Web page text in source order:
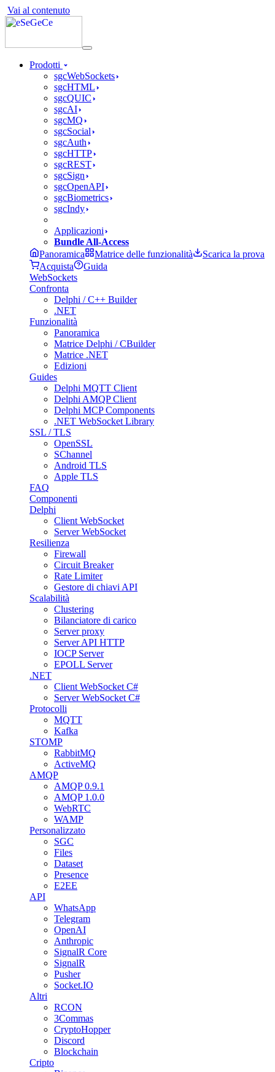
Vai al contenuto
Prodotti
sgcWebSockets
sgcHTML
sgcQUIC
sgcAI
sgcMQ
sgcSocial
sgcAuth
sgcHTTP
sgcREST
sgcSign
sgcOpenAPI
sgcBiometrics
sgcIndy
Applicazioni
Bundle All-Access
Panoramica
Matrice delle funzionalità
Scarica la prova
Acquista
Guida
WebSockets
Confronta
Delphi / C++ Builder
.NET
Funzionalità
Panoramica
Matrice Delphi / CBuilder
Matrice .NET
Edizioni
Guides
Delphi MQTT Client
Delphi AMQP Client
Delphi MCP Components
.NET WebSocket Library
SSL / TLS
OpenSSL
SChannel
Android TLS
Apple TLS
FAQ
Componenti
Delphi
Client WebSocket
Server WebSocket
Resilienza
Firewall
Circuit Breaker
Rate Limiter
Gestore di chiavi API
Scalabilità
Clustering
Bilanciatore di carico
Server proxy
Server API HTTP
IOCP Server
EPOLL Server
.NET
Client WebSocket C#
Server WebSocket C#
Protocolli
MQTT
Kafka
STOMP
RabbitMQ
ActiveMQ
AMQP
AMQP 0.9.1
AMQP 1.0.0
WebRTC
WAMP
Personalizzato
SGC
Files
Dataset
Presence
E2EE
API
WhatsApp
Telegram
OpenAI
Anthropic
SignalR Core
SignalR
Pusher
Socket.IO
Altri
RCON
3Commas
CryptoHopper
Discord
Blockchain
Cripto